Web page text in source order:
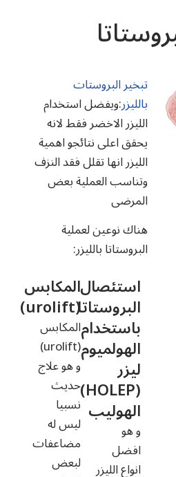
تبخير البروستات
بالليزر:ويفضل استخدام
الليزر الاخضر فقط لانه
يحقق اعلى نتائجو اهمية
الليزر انها تقلل فقد النزف
وتناسب العملية بعض
المرضى
هناك نوعين لعملية
البروستاتا بالليزر:
استئصال
البروستاتا
باستخدام
الهولميوم
ليزر
(HOLEP)
الهوليب
و هو
افضل
انواع الليزر
المكابس
(urolift)
المكابس
(urolift)
و هو علاج
حديث
نسبيا
ليس له
مضاعفات
لبعض